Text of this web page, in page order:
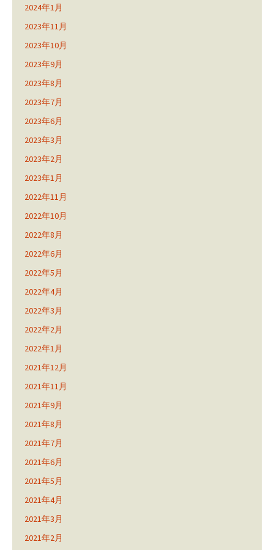
2024年1月
2023年11月
2023年10月
2023年9月
2023年8月
2023年7月
2023年6月
2023年3月
2023年2月
2023年1月
2022年11月
2022年10月
2022年8月
2022年6月
2022年5月
2022年4月
2022年3月
2022年2月
2022年1月
2021年12月
2021年11月
2021年9月
2021年8月
2021年7月
2021年6月
2021年5月
2021年4月
2021年3月
2021年2月